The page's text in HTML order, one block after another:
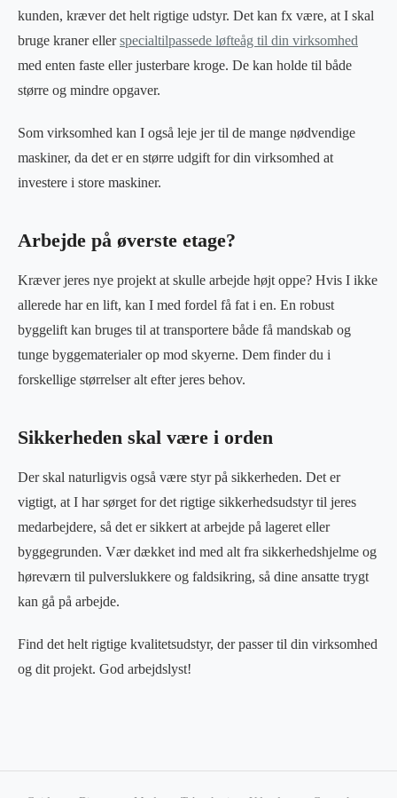
kunden, kræver det helt rigtige udstyr. Det kan fx være, at I skal
bruge kraner ellerspecialtilpassede løfteåg til din virksomhed
med enten faste eller justerbare kroge. De kan holde til både
større og mindre opgaver.
Som virksomhed kan I også leje jer til de mange nødvendige
maskiner, da det er en større udgift for din virksomhed at
investere i store maskiner.
Arbejde på øverste etage?
Kræver jeres nye projekt at skulle arbejde højt oppe? Hvis I ikke
allerede har en lift, kan I med fordel få fat i en. En robust
byggelift kan bruges til at transportere både få mandskab og
tunge byggematerialer op mod skyerne. Dem finder du i
forskellige størrelser alt efter jeres behov.
Sikkerheden skal være i orden
Der skal naturligvis også være styr på sikkerheden. Det er
vigtigt, at I har sørget for det rigtige sikkerhedsudstyr til jeres
medarbejdere, så det er sikkert at arbejde på lageret eller
byggegrunden. Vær dækket ind med alt fra sikkerhedshjelme og
høreværn til pulverslukkere og faldsikring, så dine ansatte trygt
kan gå på arbejde.
Find det helt rigtige kvalitetsudstyr, der passer til din virksomhed
og dit projekt. God arbejdslyst!